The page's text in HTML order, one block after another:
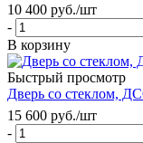
10 400 руб./шт
-
В корзину
Быстрый просмотр
Дверь со стеклом,
15 600 руб./шт
-